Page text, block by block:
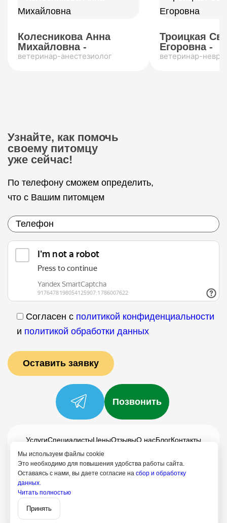
Колесникова Анна
Михайловна -
ветеринар-анестезиолог
Троицкая
Егоровна -
ветеринар-
Узнайте, как помочь
своему питомцу
уже сейчас!
По телефону сможем определить,
что с Вашим питомцем
Согласен с политикой конфиденциальности
и политикой обработки данных
Мы используем файлы cookie
Это необходимо для повышения удобства работы сайта.
Оставаясь с нами, вы даете согласие на сбор и обработку
данных.
Читать полностью
Принять
Позвонить
УслугиСпециалистыЦеныОтзывыО насБлогКонтакты
Политика конфиденциальности
Согласие на обработку
8 (499) 113-80-28
Мытищи